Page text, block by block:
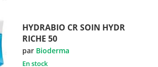
HYDRABIO CR SOIN HYDR
RICHE 50
par Bioderma
En stock